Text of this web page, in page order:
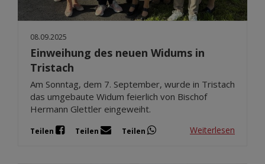
08.09.2025
Einweihung des neuen Widums in
Tristach
Am Sonntag, dem 7. September, wurde in Tristach
das umgebaute Widum feierlich von Bischof
Hermann Glettler eingeweiht.
Teilen Teilen Teilen Weiterlesen